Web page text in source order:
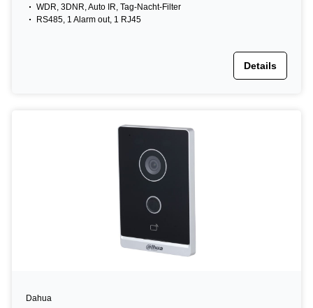
WDR, 3DNR, Auto IR, Tag-Nacht-Filter
RS485, 1 Alarm out, 1 RJ45
Details
Dahua